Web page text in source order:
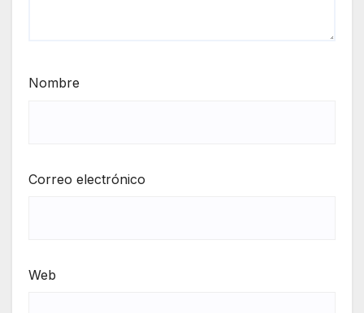
Nombre
Correo electrónico
Web